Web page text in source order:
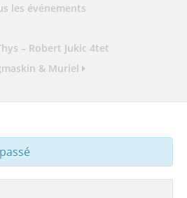
les événements
– Robert Jukic 4tet
& Muriel